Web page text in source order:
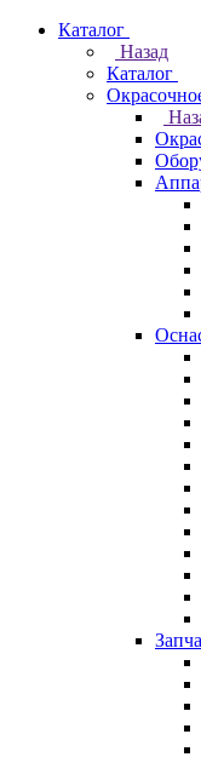
Каталог
Назад
Каталог